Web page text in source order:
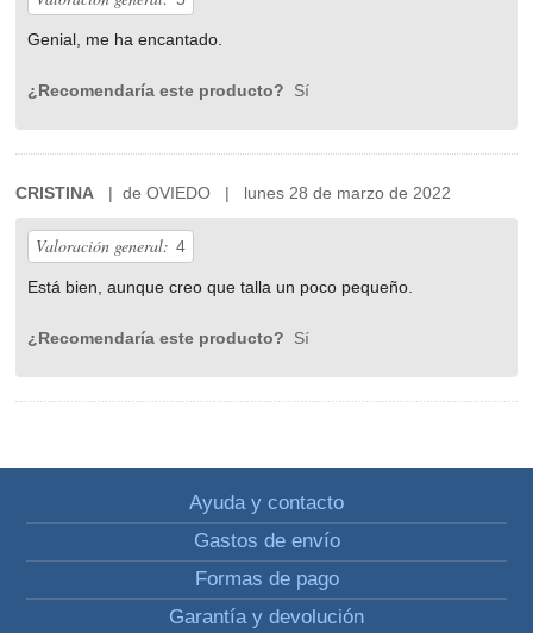
Genial, me ha encantado.
¿Recomendaría este producto? Sí
CRISTINA | de OVIEDO | lunes 28 de marzo de 2022
Valoración general: 4
Está bien, aunque creo que talla un poco pequeño.
¿Recomendaría este producto? Sí
Ayuda y contacto
Gastos de envío
Formas de pago
Garantía y devolución